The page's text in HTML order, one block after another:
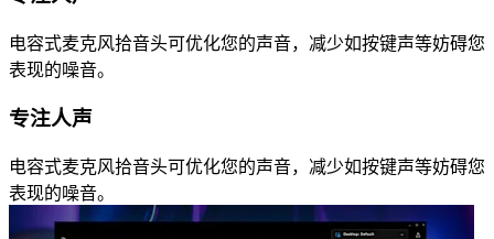
电容式麦克风拾音头可优化您的声音，减少如按键声等妨碍您
表现的噪音。
专注人声
电容式麦克风拾音头可优化您的声音，减少如按键声等妨碍您
表现的噪音。